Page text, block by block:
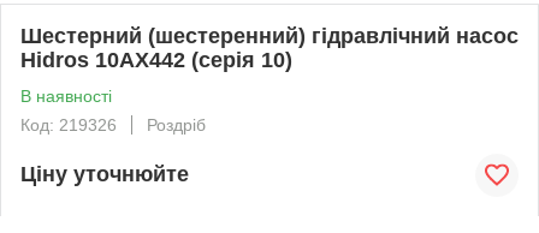
Шестерний (шестеренний) гідравлічний насос
Hidros 10АХ442 (серія 10)
В наявності
Код: 219326
Роздріб
Ціну уточнюйте